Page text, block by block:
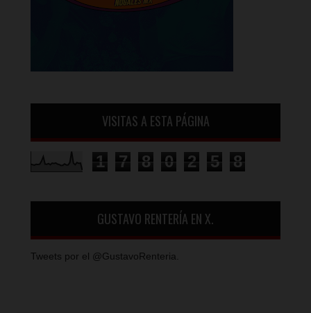
VISITAS A ESTA PÁGINA
1 7 8 0 2 5 8
GUSTAVO RENTERÍA EN X.
Tweets por el @GustavoRenteria.